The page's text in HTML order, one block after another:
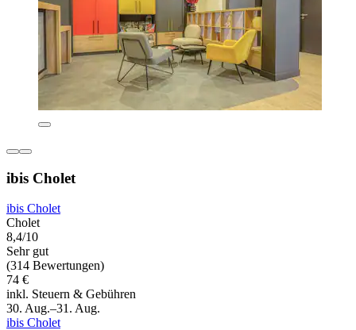
ibis Cholet
ibis Cholet
Cholet
8,4/10
Sehr gut
(314 Bewertungen)
74 €
inkl. Steuern & Gebühren
30. Aug.–31. Aug.
ibis Cholet